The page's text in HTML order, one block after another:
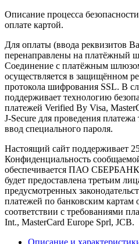
Описание процесса
оплате картой.
Для оплаты (ввода реквизитов
перенаправлены на
Соединение с платёжным
осуществляется в защищённом
протокола шифрования SSL. В
поддерживает технологию
платежей Verified By Visa,
J-Secure для проведения
ввод специального пароля.
Настоящий сайт поддерживает
Конфиденциальность
обеспечивается ПАО
будет предоставлена третьим
предусмотренных
платежей по банковским картам
соответствии с требованиями
Int., MasterCard Europe Sprl, JCB.
Описание и